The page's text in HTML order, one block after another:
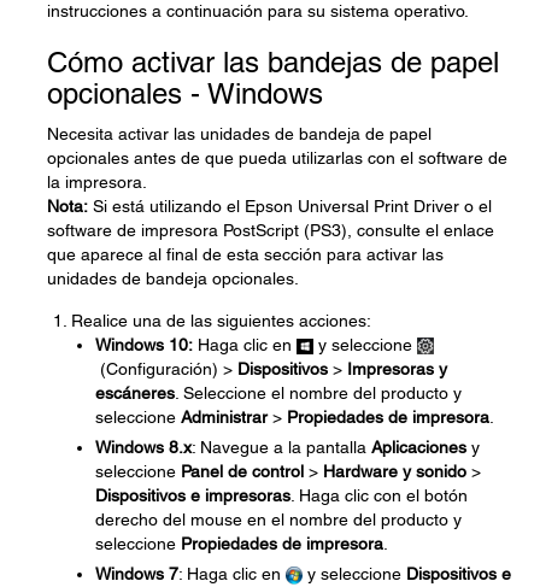
instrucciones a continuación para su sistema operativo.
Cómo activar las bandejas de papel
opcionales - Windows
Necesita activar las unidades de bandeja de papel
opcionales antes de que pueda utilizarlas con el software de
la impresora.
Nota: Si está utilizando el Epson Universal Print Driver o el
software de impresora PostScript (PS3), consulte el enlace
que aparece al final de esta sección para activar las
unidades de bandeja opcionales.
Realice una de las siguientes acciones:
Windows 10: Haga clic en
y seleccione
(Configuración) > Dispositivos > Impresoras y
escáneres . Seleccione el nombre del producto y
seleccione Administrar> Propiedades de impresora
Windows 8.x: Navegue a la pantalla Aplicaciones y
seleccione Panel de control > Hardware y sonido >
Dispositivos e impresoras . Haga clic con el botón
derecho del mouse en el nombre del producto y
seleccione Propiedades de impresora
Windows 7: Haga clic en y seleccione Dispositivos e